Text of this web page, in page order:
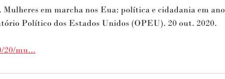
em marcha nos Eua: política e cidadania em ano
Político dos Estados Unidos (OPEU). 20 out. 2020.
20/mu...